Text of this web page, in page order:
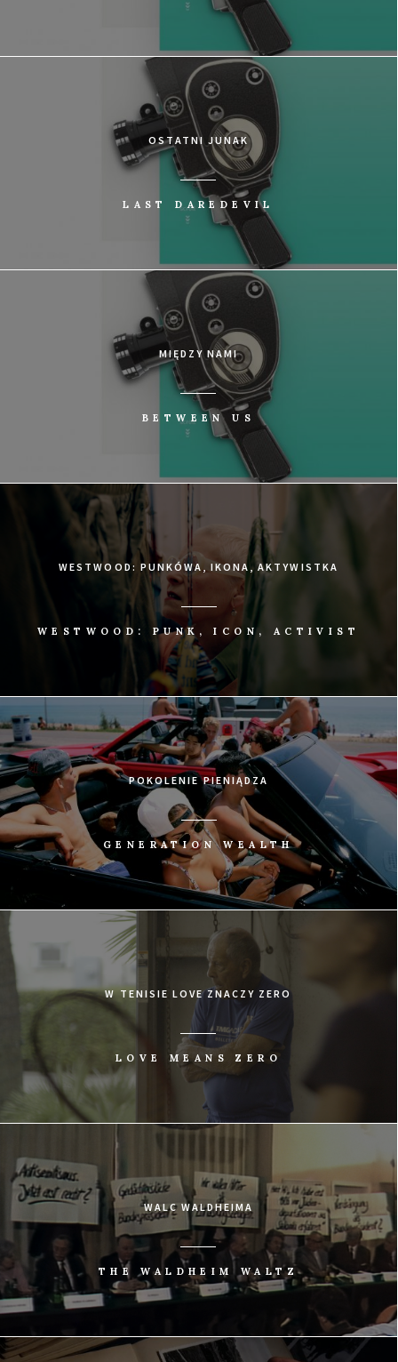
OSTATNI JUNAK
LAST DAREDEVIL
MIĘDZY NAMI
BETWEEN US
WESTWOOD: PUNKÓWA, IKONA, AKTYWISTKA
WESTWOOD: PUNK, ICON, ACTIVIST
POKOLENIE PIENIĄDZA
GENERATION WEALTH
W TENISIE LOVE ZNACZY ZERO
LOVE MEANS ZERO
WALC WALDHEIMA
THE WALDHEIM WALTZ